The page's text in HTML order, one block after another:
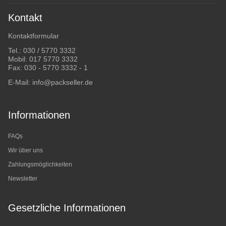
Kontakt
Kontaktformular
Tel.: 030 / 5770 3332
Mobil: 017 5770 3332
Fax: 030 - 5770 3332 - 1
E-Mail: info@packseller.de
Informationen
FAQs
Wir über uns
Zahlungsmöglichkeiten
Newsletter
Gesetzliche Informationen